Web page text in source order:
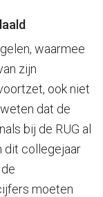
waarmee
zijn
ook niet
dat de
bij de RUG al
dit collegejaar
moeten